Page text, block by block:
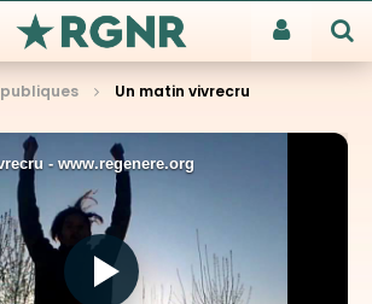
Un matin vivrecru